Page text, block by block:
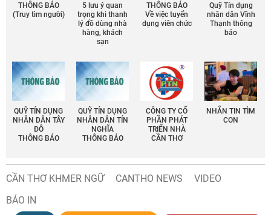
THÔNG BÁO
(Truy tìm người)
5 lưu ý quan
trọng khi thanh
lý đồ dùng nhà
hàng, khách
sạn
THÔNG BÁO
Về việc tuyển
dụng viên chức
Quỹ Tín dụng
nhân dân Vĩnh
Thạnh thông
báo
QUỸ TÍN DỤNG
NHÂN DÂN TÂY
ĐÔ
THÔNG BÁO
QUỸ TÍN DỤNG
NHÂN DÂN TÍN
NGHĨA
THÔNG BÁO
CÔNG TY CỔ
PHẦN PHÁT
TRIỂN NHÀ
CẦN THƠ
NHẮN TIN TÌM
CON
CẦN THƠ KHMER NGỮ CANTHO NEWS
VIDEO
BÁO IN